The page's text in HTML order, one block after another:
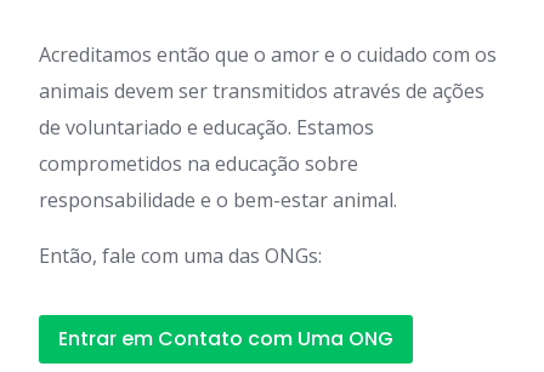
Acreditamos então que o amor e o cuidado com os
animais devem ser transmitidos através de ações
de voluntariado e educação. Estamos
comprometidos na educação sobre
responsabilidade e o bem-estar animal.
Então, fale com uma das ONGs:
Entrar em Contato com Uma ONG